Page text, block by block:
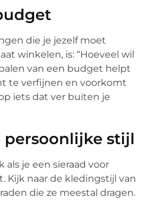
die je jezelf moet
winkelen, is: “Hoeveel wil
van een budget helpt
te verfijnen en voorkomt
iets dat ver buiten je
persoonlijke stijl
als je een sieraad voor
Kijk naar de kledingstijl van
die ze meestal dragen.